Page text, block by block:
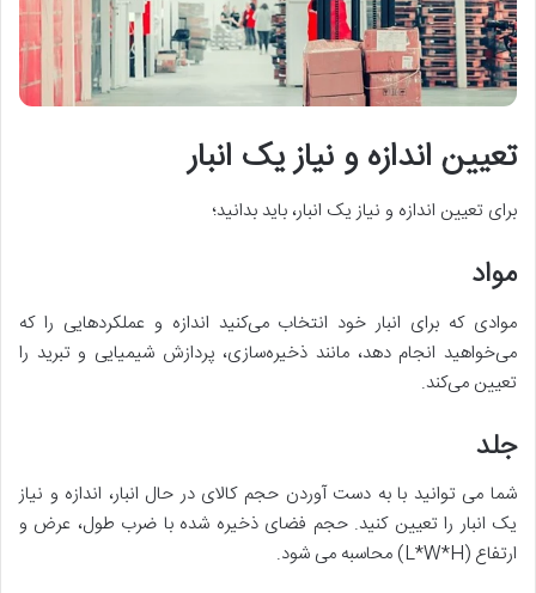
تعیین اندازه و نیاز یک انبار
برای تعیین اندازه و نیاز یک انبار، باید بدانید؛
مواد
موادی که برای انبار خود انتخاب می‌کنید اندازه و عملکردهایی را که
می‌خواهید انجام دهد، مانند ذخیره‌سازی، پردازش شیمیایی و تبرید را
تعیین می‌کند.
جلد
شما می توانید با به دست آوردن حجم کالای در حال انبار، اندازه و نیاز
یک انبار را تعیین کنید. حجم فضای ذخیره شده با ضرب طول، عرض و
ارتفاع (L*W*H) محاسبه می شود.